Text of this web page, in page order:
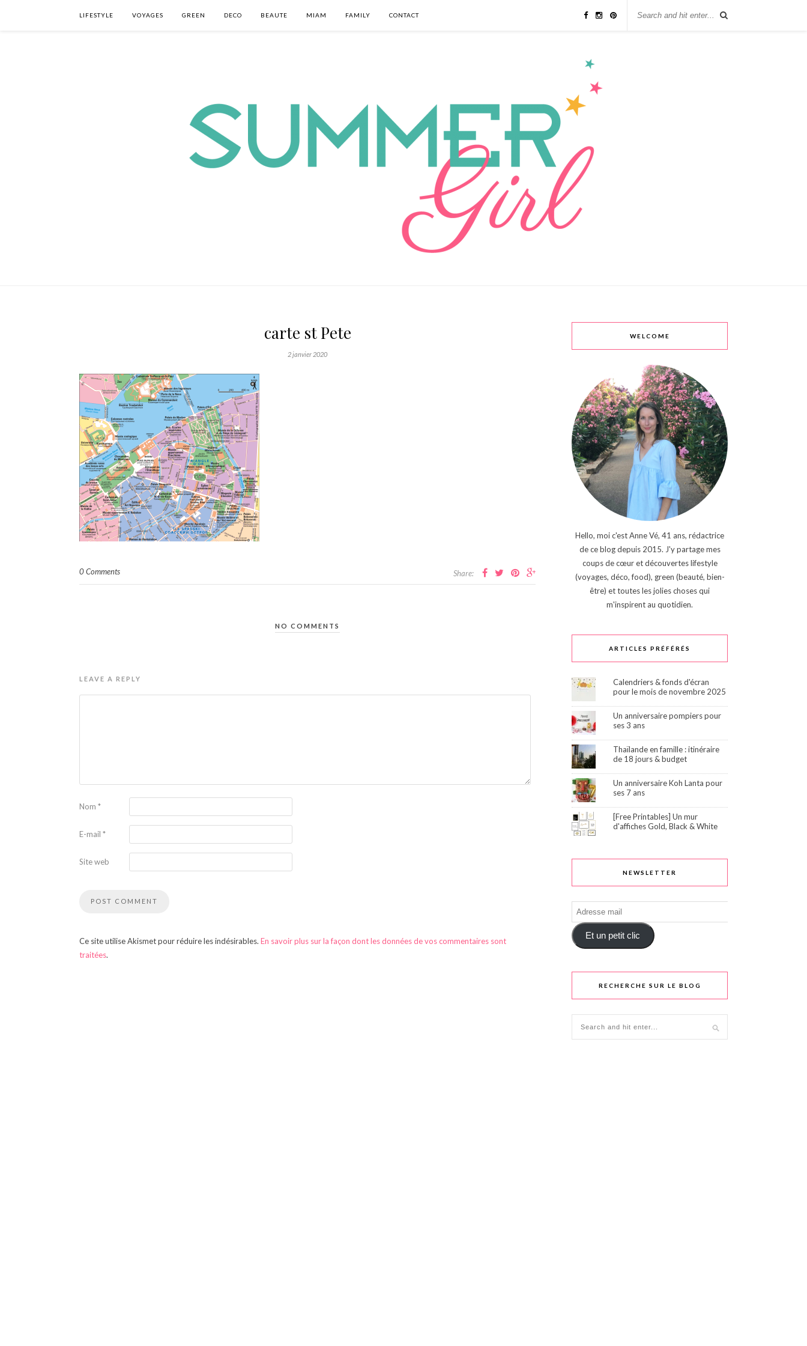
LIFESTYLE VOYAGES GREEN DECO BEAUTE MIAM FAMILY CONTACT
carte st Pete
2 janvier 2020
0 Comments Share:
NO COMMENTS
LEAVE A REPLY
Nom *
E-mail *
Site web
Ce site utilise Akismet pour réduire les indésirables. En savoir plus sur la façon dont les données de vos commentaires sont
traitées.
WELCOME
Hello, moi c'est Anne Vé, 41 ans, rédactrice
de ce blog depuis 2015. J'y partage mes
coups de cœur et découvertes lifestyle
(voyages, déco, food), green (beauté, bien-
être) et toutes les jolies choses qui
m'inspirent au quotidien.
ARTICLES PRÉFÉRÉS
Calendriers & fonds d'écran
pour le mois de novembre 2025
Un anniversaire pompiers pour
ses 3 ans
Thaïlande en famille : itinéraire
de 18 jours & budget
Un anniversaire Koh Lanta pour
ses 7 ans
[Free Printables] Un mur
d'affiches Gold, Black & White
NEWSLETTER
Adresse
mail
Et un petit clic
RECHERCHE SUR LE BLOG